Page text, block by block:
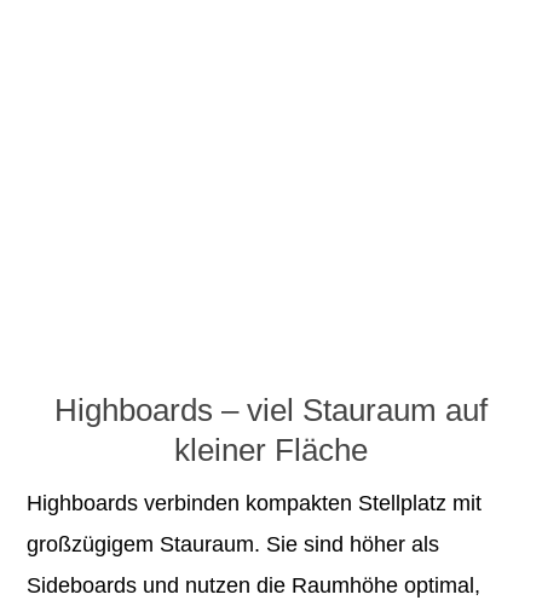
Highboards – viel Stauraum auf
kleiner Fläche
Highboards verbinden kompakten Stellplatz mit
großzügigem Stauraum. Sie sind höher als
Sideboards und nutzen die Raumhöhe optimal,